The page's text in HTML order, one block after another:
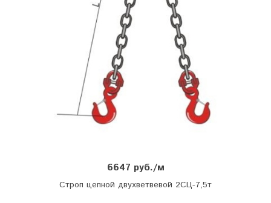
6647 руб./м
Строп цепной двухветвевой 2СЦ-7,5т